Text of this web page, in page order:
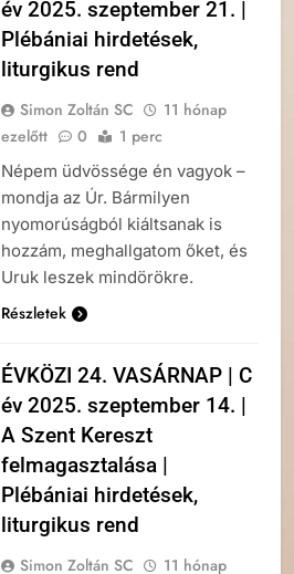
év 2025. szeptember 21. |
Plébániai hirdetések,
liturgikus rend
Simon Zoltán SC
11 hónap
ezelőtt
0 1 perc
Népem üdvössége én vagyok –
mondja az Úr. Bármilyen
nyomorúságból kiáltsanak is
hozzám, meghallgatom őket, és
Uruk leszek mindörökre.
Részletek
ÉVKÖZI 24. VASÁRNAP | C
év 2025. szeptember 14. |
A Szent Kereszt
felmagasztalása |
Plébániai hirdetések,
liturgikus rend
Simon Zoltán SC
11 hónap